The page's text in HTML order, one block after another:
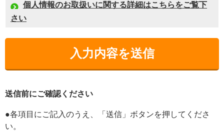
個人情報のお取扱いに関する詳細はこちらをご覧下
さい
送信前にご確認ください
●各項目にご記入のうえ、「送信」ボタンを押してくださ
い。